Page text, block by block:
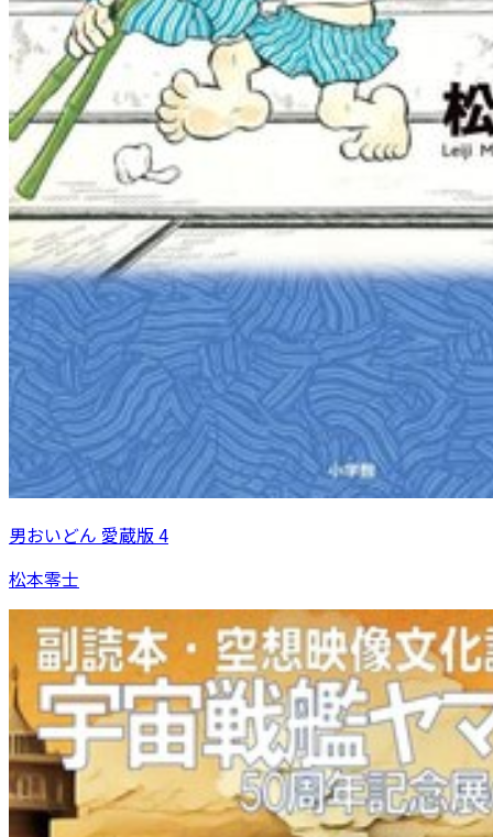
男おいどん 愛蔵版 4
松本零士